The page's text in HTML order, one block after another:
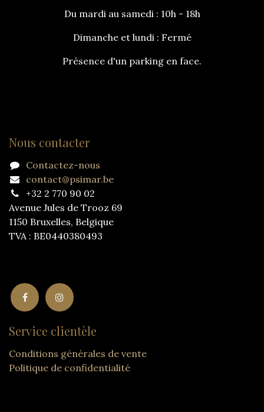
Du mardi au samedi : 10h - 18h
Dimanche et lundi : Fermé
Présence d'un parking en face.
Nous contacter
Contactez-nous
contact@psimar.be
+32 2 770 90 02
Avenue Jules de Trooz 69
1150 Bruxelles, Belgique
TVA : BE0440380493
Service clientèle
Conditions générales de vente
Politique de confidentialité